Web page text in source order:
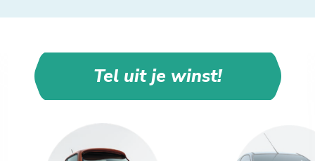
Tel uit je winst!